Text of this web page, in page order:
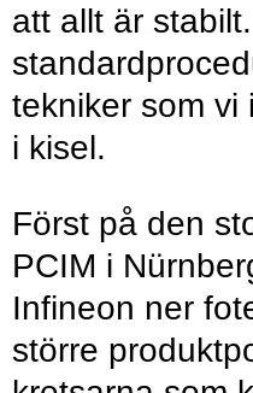
att allt är
tekniker som vi
i kisel.
Först på den
PCIM i
Infineon ner
större